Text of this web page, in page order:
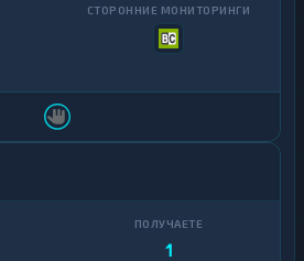
1